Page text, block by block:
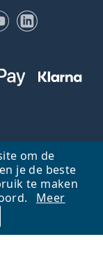
om de
je de beste
te maken
Meer
YouTubeLinkedIn